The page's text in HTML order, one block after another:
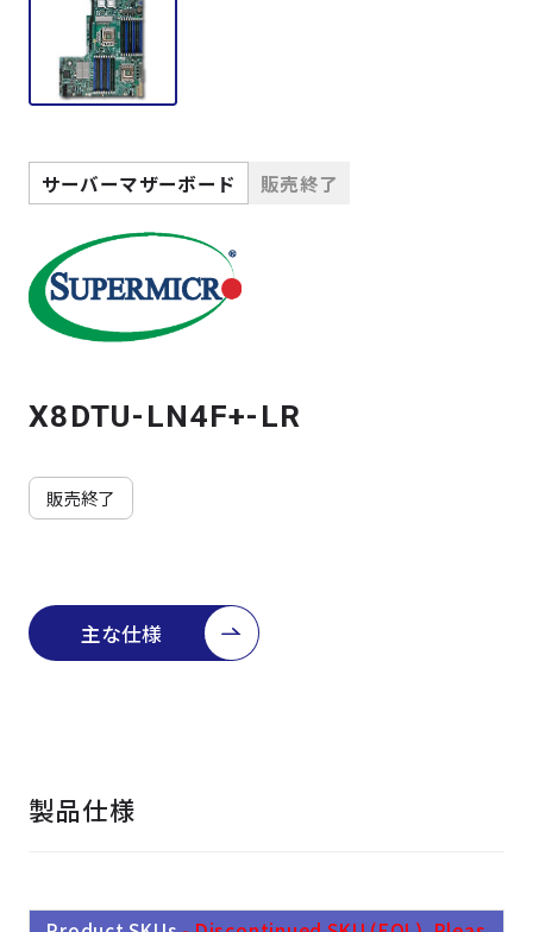
よくある質問
採用情報
サービス
サポート
会社案内
サーバーマザーボード 販売終了
X8DTU-LN4F+-LR
販売終了
主な仕様
製品仕様